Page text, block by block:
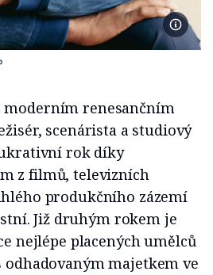
Foto
moderním renesančním
scenárista a studiový
rok díky
z filmů, televizních
produkčního zázemí
Již druhým rokem je
nejlépe placených umělců
odhadovaným majetkem ve